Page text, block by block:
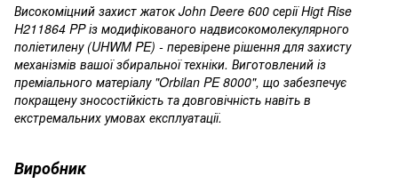
Високоміцний захист жаток John Deere 600 серії Higt Rise
H211864 PP із модифікованого надвисокомолекулярного
поліетилену (UHWM PE) - перевірене рішення для захисту
механізмів вашої збиральної техніки. Виготовлений із
преміального матеріалу "Orbilan PE 8000", що забезпечує
покращену зносостійкість та довговічність навіть в
екстремальних умовах експлуатації.
Виробник